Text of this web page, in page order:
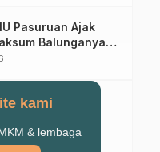
Balunganyar
Bersusun
kami
& lembaga